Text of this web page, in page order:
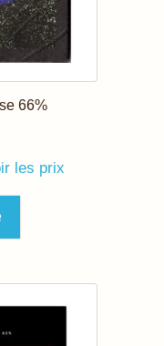
66%
les prix